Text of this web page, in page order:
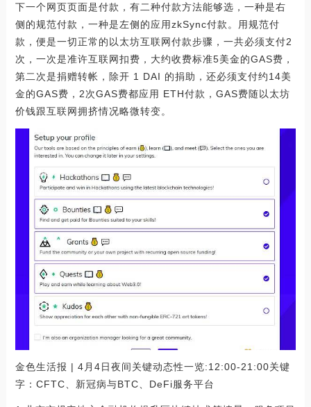
下一个网页页面是付款，有二种付款方法能够选，一种是右
侧的规范付款，一种是左侧的应用zkSync付款。用规范付
款，便是一切正常的以太坊互联网付款步骤，一共必须支付2
次，一次是准许互联网扣费，大约收费标准5美金的GAS费，
第二次是捐赠转帐，除开 1 DAI 的捐助，还必须支付约14美
金的GAS费，2次GAS费都应用 ETH付款，GAS费随以太坊
价钱跟互联网拥挤情况略微转变。
金色生活报 | 4月4日夜间关键动态性一览:12:00-21:00关键
字：CFTC、新冠病与BTC、DeFi服务平台